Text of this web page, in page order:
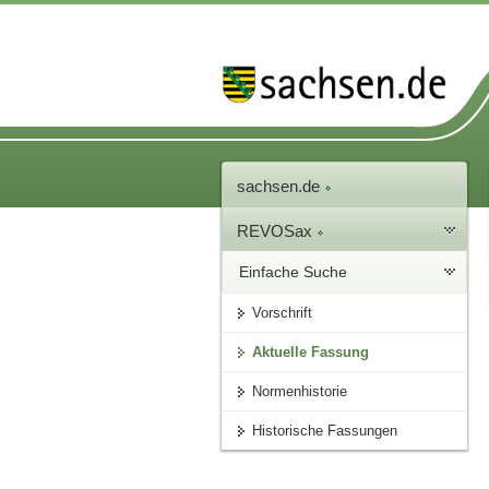
sachsen.de
REVOSax
Einfache Suche
Vorschrift
Aktuelle Fassung
Normenhistorie
Historische Fassungen